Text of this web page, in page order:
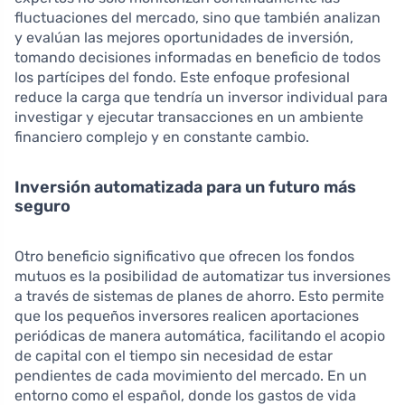
fluctuaciones del mercado, sino que también analizan
y evalúan las mejores oportunidades de inversión,
tomando decisiones informadas en beneficio de todos
los partícipes del fondo. Este enfoque profesional
reduce la carga que tendría un inversor individual para
investigar y ejecutar transacciones en un ambiente
financiero complejo y en constante cambio.
Inversión automatizada para un futuro más
seguro
Otro beneficio significativo que ofrecen los fondos
mutuos es la posibilidad de automatizar tus inversiones
a través de sistemas de planes de ahorro. Esto permite
que los pequeños inversores realicen aportaciones
periódicas de manera automática, facilitando el acopio
de capital con el tiempo sin necesidad de estar
pendientes de cada movimiento del mercado. En un
entorno como el español, donde los gastos de vida